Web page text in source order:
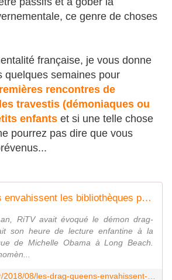
ce genre de choses
française, je vous donne
quelques semaines pour
rencontres de
travestis (démoniaques ou
enfants et si une telle chose
pourrez pas dire que vous
Les drag-queens envahissent les bibliothèques publiques et visent les petits enfants ( même en France !! ) - l'idéologie passe mieux " avant trois ans " - MOINS de BIENS PLUS de LIENS
RiTV avait évoqué le démon drag-
son heure de lecture enfantine à la
de Michelle Obama à Long Beach.